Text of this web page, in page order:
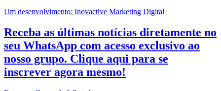
Um desenvolvimento: Inovactive Marketing Digital
Receba as últimas notícias diretamente no
seu WhatsApp com acesso exclusivo ao
nosso grupo. Clique aqui para se
inscrever agora mesmo!